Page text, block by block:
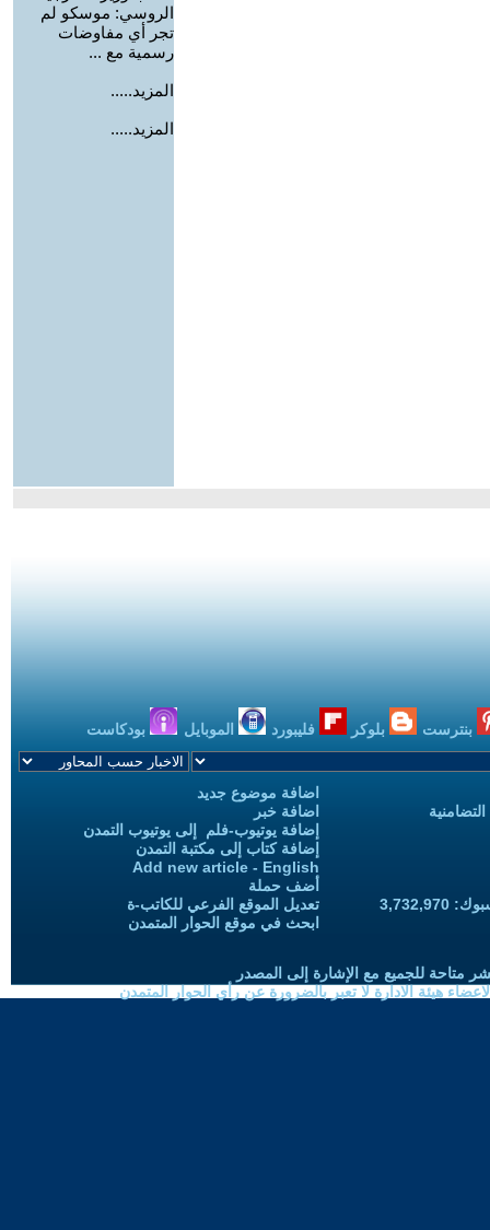
الروسي: موسكو لم
تجر أي مفاوضات
رسمية مع ...
المزيد.....
المزيد.....
بنترست بلوكر فليبورد الموبايل بودكاست
اضافة موضوع جديد
اضافة خبر
إضافة يوتيوب-فلم إلى يوتيوب التمدن
إضافة كتاب إلى مكتبة التمدن
Add new article - English
أضف حملة
تعديل الموقع الفرعي للكاتب-ة
ابحث في موقع الحوار المتمدن
متاحة للجميع مع الإشارة إلى المصدر
هيئة الادارة لا تعبر بالضرورة عن رأي الحوار المتمدن